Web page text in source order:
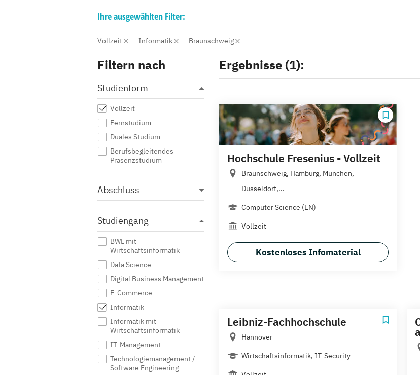
Ihreausgewählten Filter:
Vollzeit Informatik Braunschweig
Filtern nach
Studienform
Vollzeit
Fernstudium
Duales Studium
Berufsbegleitendes
Präsenzstudium
Abschluss
Studiengang
BWL mit
Wirtschaftsinformatik
Data Science
Digital Business Management
E-Commerce
Informatik
Informatik mit
Wirtschaftsinformatik
IT-Management
Technologiemanagement /
Software Engineering
Ergebnisse (1):
Hochschule Fresenius - Vollzeit
Braunschweig, Hamburg, München,
Düsseldorf,...
Computer Science (EN)
Vollzeit
Kostenloses Infomaterial
Leibniz-Fachhochschule
Hannover
Wirtschaftsinformatik, IT-Security